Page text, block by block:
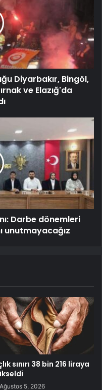
Diyarbakır, Bingöl,
ve Elazığ'da
Darbe dönemleri
unutmayacağız
sınırı 38 bin 216 liraya
Ağustos 5, 2026